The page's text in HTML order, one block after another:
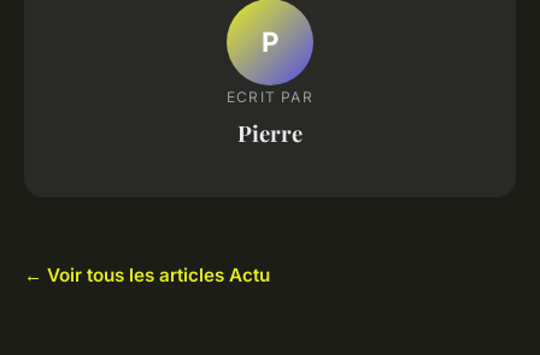
P
ECRIT PAR
Pierre
← Voir tous les articles Actu